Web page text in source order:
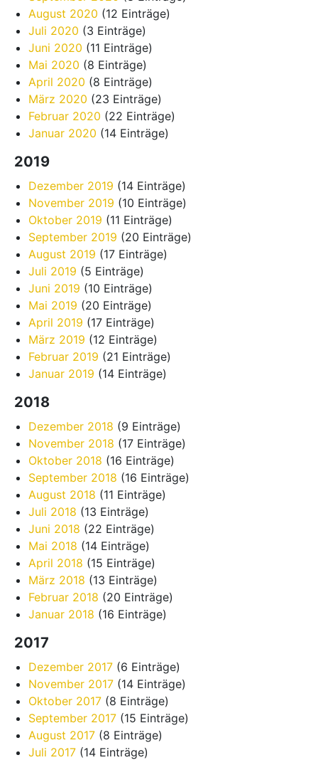
August 2020 (12 Einträge)
Juli 2020 (3 Einträge)
Juni 2020 (11 Einträge)
Mai 2020 (8 Einträge)
April 2020 (8 Einträge)
März 2020 (23 Einträge)
Februar 2020 (22 Einträge)
Januar 2020 (14 Einträge)
2019
Dezember 2019 (14 Einträge)
November 2019 (10 Einträge)
Oktober 2019 (11 Einträge)
September 2019 (20 Einträge)
August 2019 (17 Einträge)
Juli 2019 (5 Einträge)
Juni 2019 (10 Einträge)
Mai 2019 (20 Einträge)
April 2019 (17 Einträge)
März 2019 (12 Einträge)
Februar 2019 (21 Einträge)
Januar 2019 (14 Einträge)
2018
Dezember 2018 (9 Einträge)
November 2018 (17 Einträge)
Oktober 2018 (16 Einträge)
September 2018 (16 Einträge)
August 2018 (11 Einträge)
Juli 2018 (13 Einträge)
Juni 2018 (22 Einträge)
Mai 2018 (14 Einträge)
April 2018 (15 Einträge)
März 2018 (13 Einträge)
Februar 2018 (20 Einträge)
Januar 2018 (16 Einträge)
2017
Dezember 2017 (6 Einträge)
November 2017 (14 Einträge)
Oktober 2017 (8 Einträge)
September 2017 (15 Einträge)
August 2017 (8 Einträge)
Juli 2017 (14 Einträge)